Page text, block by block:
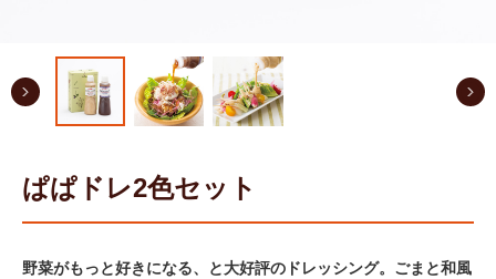
ぱぱドレ2色セット
野菜がもっと好きになる、と大好評のドレッシング。ごまと和風